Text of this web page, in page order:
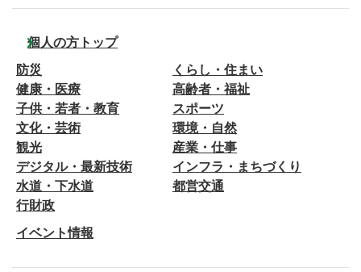
個人の方トップ
防災
くらし・住まい
健康・医療
高齢者・福祉
子供・若者・教育
スポーツ
文化・芸術
環境・自然
観光
産業・仕事
デジタル・最新技術
インフラ・まちづくり
水道・下水道
都営交通
行財政
イベント情報